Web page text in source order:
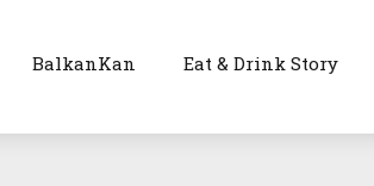
BalkanKan Eat & Drink Story